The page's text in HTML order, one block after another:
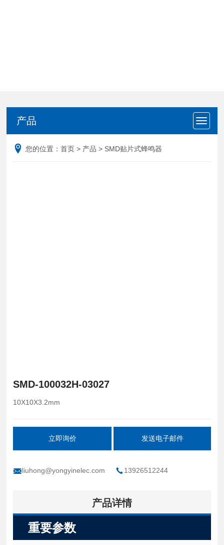
产品
您的位置：首页 > 产品 > SMD贴片式蜂鸣器
SMD-100032H-03027
10X10X3.2mm
立即询价 发送电子邮件
liuhong@yongyinelec.com 13926512244
产品详情
重要参数